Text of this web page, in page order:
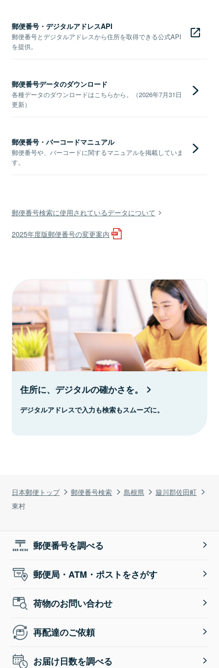
日本郵便トップ 郵便番号検索 島根県
簸川郡佐田町
東村
郵便番号・デジタルアドレスAPI
郵便番号とデジタルアドレスから住所を取得できる公式API
を提供。
郵便番号データのダウンロード
各種データのダウンロードはこちらから。（2026年7月31日
更新）
郵便番号・バーコードマニュアル
郵便番号や、バーコードに関するマニュアルを掲載していま
す。
郵便番号検索に使用されているデータについて
2025年度版郵便番号の変更案内
住所に、デジタルの確かさを。
デジタルアドレスで入力も検索もスムーズに。
郵便番号を調べる
郵便局・ATM・ポストをさがす
荷物のお問い合わせ
再配達のご依頼
お届け日数を調べる